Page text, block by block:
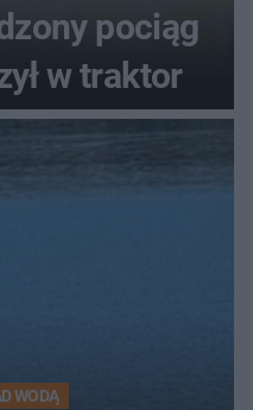
pociąg
w traktor
WODĄ